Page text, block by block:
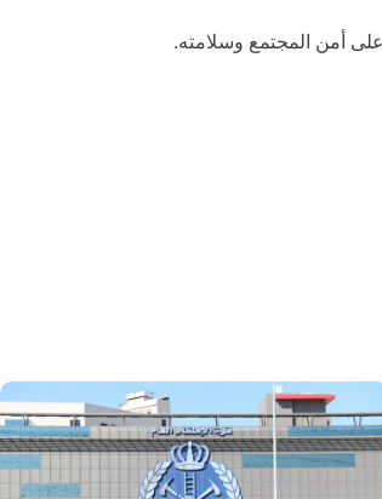
على أمن المجتمع وسلامته.